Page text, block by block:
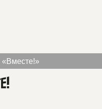
«Вместе!»